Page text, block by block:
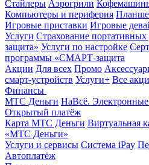
Стайлеры Аэрогрили
Компьютеры и периферия
Игровые приставки Игровые
Услуги Страхование
защита» Услуги по настройке
программы «СМАРТ-защита
Акции Для всех Промо
смарт-устройств Услуги+ Все
Финансы
МТС Деньги НаВсё. Электронные
Открытый платёж
Карта МТС Деньги Виртуальная
«МТС Деньги»
Услуги и сервисы Система iPay
Автоплатёж